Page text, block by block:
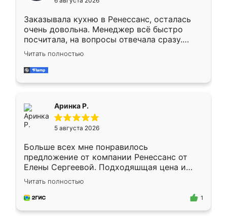
мебели буду заказывать только здесь.
Заказывала кухню в Ренессанс, осталась
очень довольна. Менеджер всё быстро
посчитала, на вопросы отвечала сразу.
Замерщик приехал в субботу, подошёл к
делу со всей ответственностью. Собрали
за день, ребята работали аккуратно, даже
Читать полностью
Аринка Р.
5 августа 2026
Больше всех мне понравилось
предложение от компании Ренессанс от
Елены Сергеевой. Подходяшщая цена и
короткие сроки изготовления. Приехавший
для замера сотрудник Владислав
предложил по моему эскизу самый
Читать полностью
1